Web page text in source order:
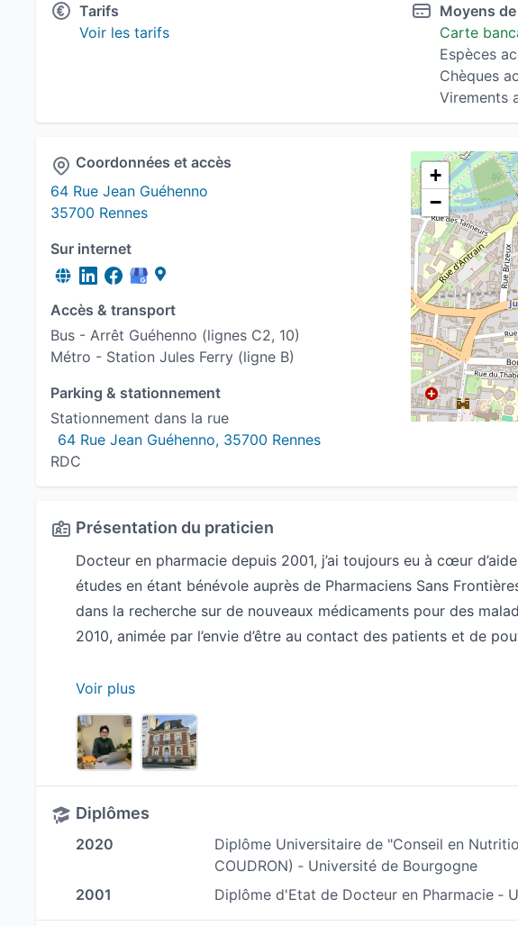
Tarifs
Voir les tarifs
Moyens
Carte
Espèces
Chèques
Virements
Coordonnées et accès
64 Rue Jean Guéhenno
35700 Rennes
Sur internet
Accès & transport
Bus - Arrêt Guéhenno (lignes C2, 10)
Métro - Station Jules Ferry (ligne B)
Parking & stationnement
Stationnement dans la rue
64 Rue Jean Guéhenno, 35700 Rennes
RDC
+
−
Présentation du praticien
Docteur en pharmacie depuis 2001, j’ai toujours eu à cœur
études en étant bénévole auprès de Pharmaciens Sans
dans la recherche sur de nouveaux médicaments pour des
2010, animée par l’envie d’être au contact des patients et de
C’est dans ce cadre que j’ai eu l’opportunité de
nutrition/micronutrition. Elle m'a passionnée et j’ai donc
Diplôme Universitaire, puis de nombreuses autres formations
me former afin de rester à jour de mes connaissances.
Cela me permet d’accompagner mes patient.e.s dans leurs
surpoids, fatigue, troubles hormonaux, etc...), grâce à :
- Des compléments alimentaires adaptés
Voir plus
Diplômes
2020
Diplôme Universitaire de "Conseil en
COUDRON) ‐ Université de Bourgogne
2001
Diplôme d'Etat de Docteur en Pharmacie ‐